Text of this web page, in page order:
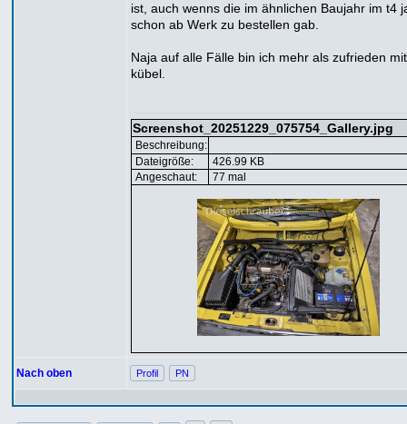
ist, auch wenns die im ähnlichen Baujahr im t4
schon ab Werk zu bestellen gab.
Naja auf alle Fälle bin ich mehr als zufrieden
kübel.
Screenshot_20251229_075754_Gallery.jpg
Beschreibung:
Dateigröße:
426.99 KB
Angeschaut:
77 mal
Nach oben Profil PN